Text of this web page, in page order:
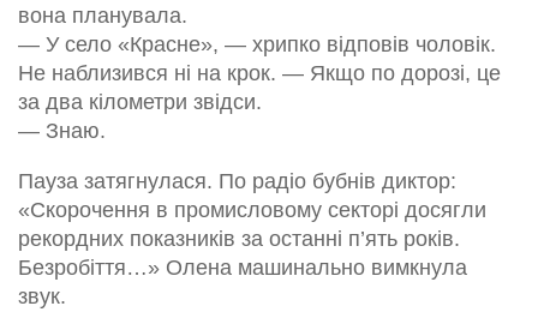
вона планувала.
— У село «Красне», — хрипко відповів чоловік.
Не наблизився ні на крок. — Якщо по дорозі, це
за два кілометри звідси.
— Знаю.
Пауза затягнулася. По радіо бубнів диктор:
«Скорочення в промисловому секторі досягли
рекордних показників за останні п’ять років.
Безробіття…» Олена машинально вимкнула
звук.